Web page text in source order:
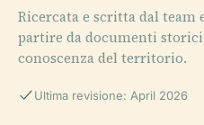
Ricercata e scritta dal
partire da documenti
conoscenza del territorio.
Ultima revisione: April 2026